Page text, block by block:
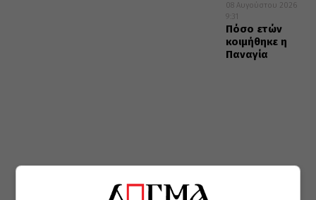
08 Αυγούστου 2026
9:31
Πόσο ετών
κοιμήθηκε η
Παναγία